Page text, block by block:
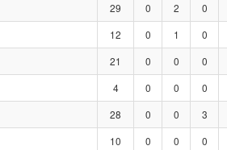
29 0 2 0
12 0 1 0
21 0 0 0
4 0 0 0
28 0 0 3
10 0 0 0